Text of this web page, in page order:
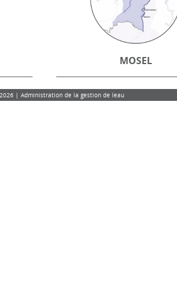
MOSEL
| Administration de la gestion de leau